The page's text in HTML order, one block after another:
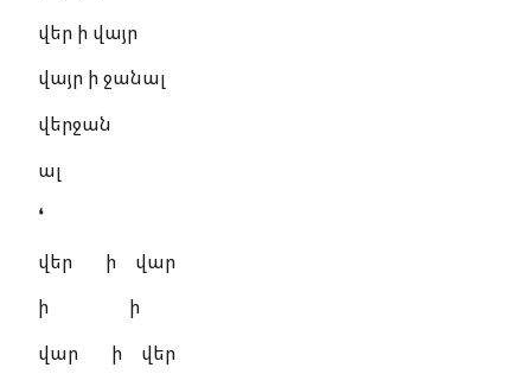
վեր ի վայր
վայր ի ջանալ
վերջան
ալ
❛
վեր ի վար
ի ի
վար ի վեր